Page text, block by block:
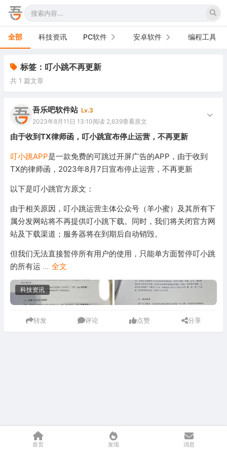
首页 发现 消息
全部 科技资讯 PC软件
办公软件
网络软件
图形图像
游戏娱乐
安全防御
系统工具
安卓软件
手机软件
电视软件
车机软件
编程工具
标签：叮小跳不再更新
共 1 篇文章
吾乐吧软件站 Lv.3
2023年8月11日 13:10阅读 2,639查看原文
由于收到TX律师函，叮小跳宣布停止运营，不再更新
叮小跳APP是一款免费的可跳过开屏广告的APP，由于收到
TX的律师函，2023年8月7日宣布停止运营，不再更新
以下是叮小跳官方原文：
由于相关原因，叮小跳运营主体公众号（羊小蜜）及其所有下
属分发网站将不再提供叮小跳下载。同时，我们将关闭官方网
站及下载渠道；服务器将在到期后自动销毁。
但我们无法直接暂停所有用户的使用，只能单方面暂停叮小跳
的所有运 ... 全文
科技资讯
转发 评论 点赞 分享